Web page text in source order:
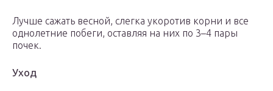
Лучше сажать весной, слегка укоротив корни и все
однолетние побеги, оставляя на них по 3–4 пары
почек.
Уход